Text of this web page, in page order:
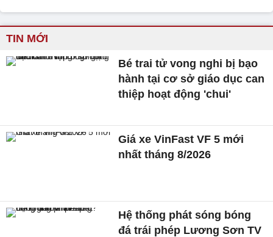
TIN MỚI
Bé trai tử vong nghi bị bạo
hành tại cơ sở giáo dục can
thiệp hoạt động 'chui'
Giá xe VinFast VF 5 mới
nhất tháng 8/2026
Hệ thống phát sóng bóng
đá trái phép Lương Sơn TV